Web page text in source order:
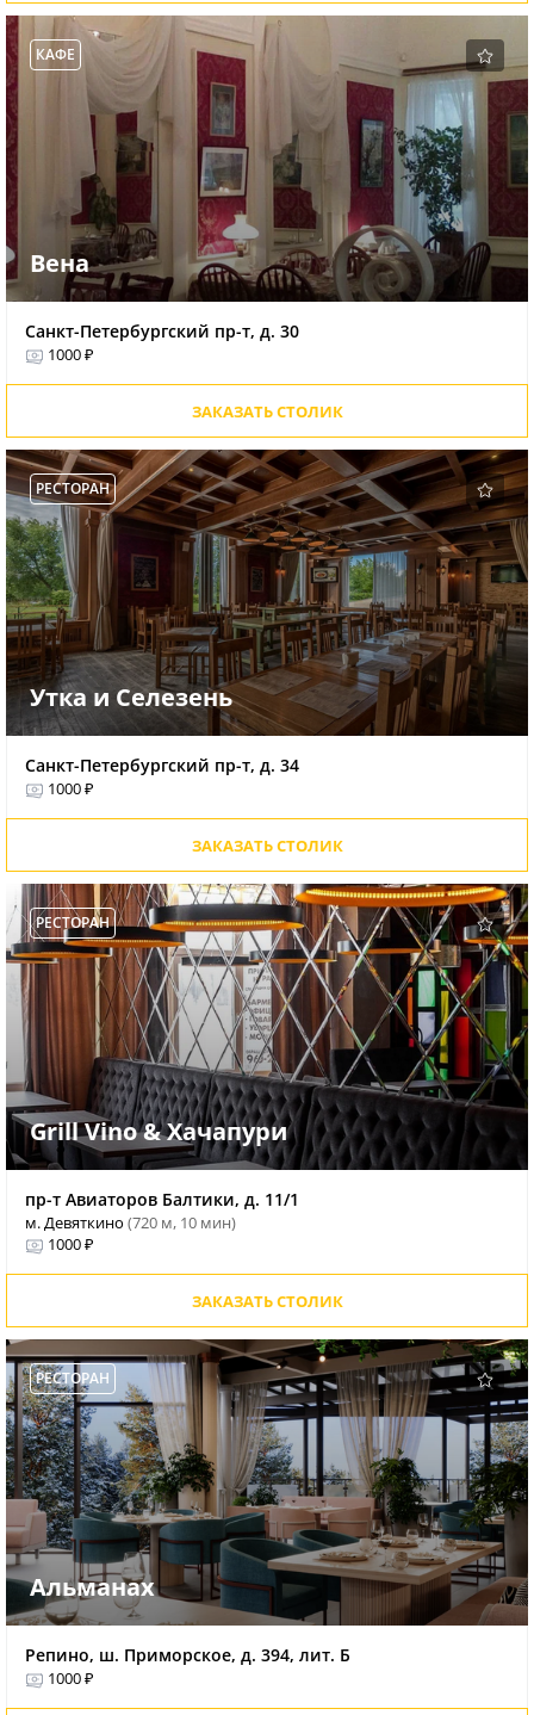
КАФЕ
Вена
Санкт-Петербургский пр-т, д. 30
1000 ₽
ЗАКАЗАТЬ СТОЛИК
РЕСТОРАН
Утка и Селезень
Санкт-Петербургский пр-т, д. 34
1000 ₽
ЗАКАЗАТЬ СТОЛИК
РЕСТОРАН
Grill Vino & Хачапури
пр-т Авиаторов Балтики, д. 11/1
м. Девяткино (720 м, 10 мин)
1000 ₽
ЗАКАЗАТЬ СТОЛИК
РЕСТОРАН
Альманах
Репино, ш. Приморское, д. 394, лит. Б
1000 ₽